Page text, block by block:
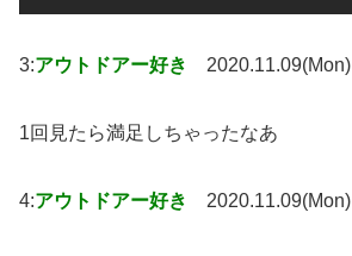
3:アウトドアー好き 2020.11.09(Mon)
1回見たら満足しちゃったなあ
4:アウトドアー好き 2020.11.09(Mon)